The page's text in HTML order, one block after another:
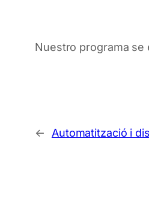
Nuestro programa se
← Automatització i